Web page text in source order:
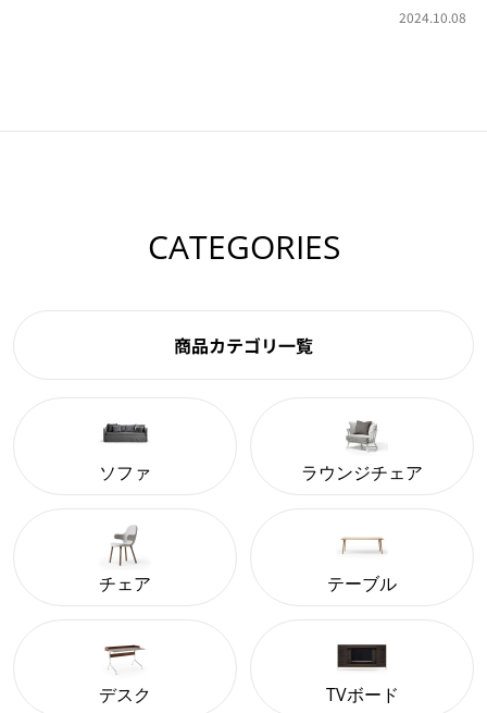
2024.10.08
CATEGORIES
商品カテゴリ一覧
ソファ ラウンジチェア
チェア テーブル
デスク TVボード